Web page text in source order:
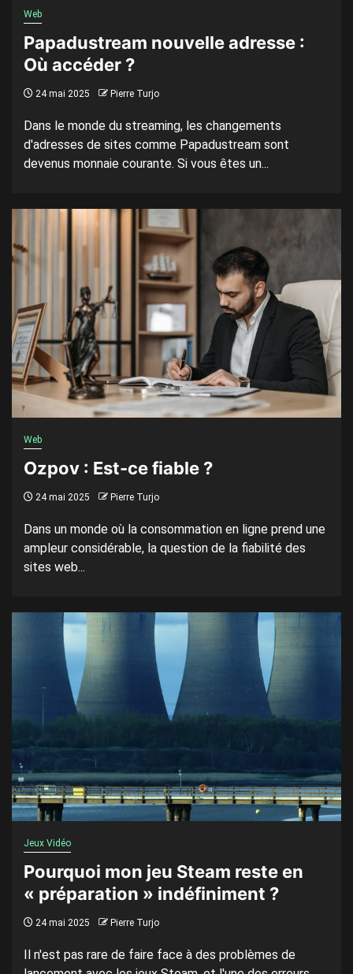
Web
Papadustream nouvelle adresse :
Où accéder ?
24 mai 2025 Pierre Turjo
Dans le monde du streaming, les changements
d'adresses de sites comme Papadustream sont
devenus monnaie courante. Si vous êtes un...
Web
Ozpov : Est-ce fiable ?
24 mai 2025 Pierre Turjo
Dans un monde où la consommation en ligne prend une
ampleur considérable, la question de la fiabilité des
sites web...
Jeux Vidéo
Pourquoi mon jeu Steam reste en
« préparation » indéfiniment ?
24 mai 2025 Pierre Turjo
Il n'est pas rare de faire face à des problèmes de